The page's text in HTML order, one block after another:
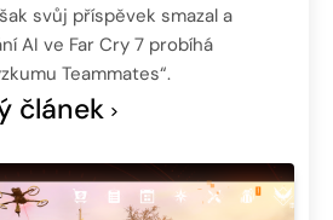
svůj příspěvek smazal a
AI ve Far Cry 7 probíhá
Teammates“.
článek